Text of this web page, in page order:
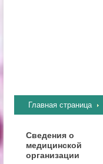
Главная страница
Сведения о
медицинской
организации